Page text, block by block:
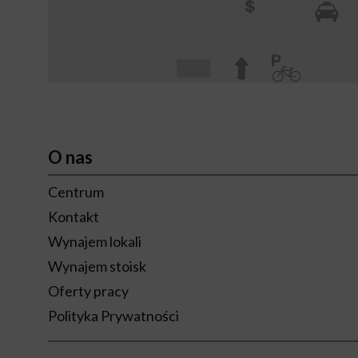
O nas
Centrum
Kontakt
Wynajem lokali
Wynajem stoisk
Oferty pracy
Polityka Prywatności